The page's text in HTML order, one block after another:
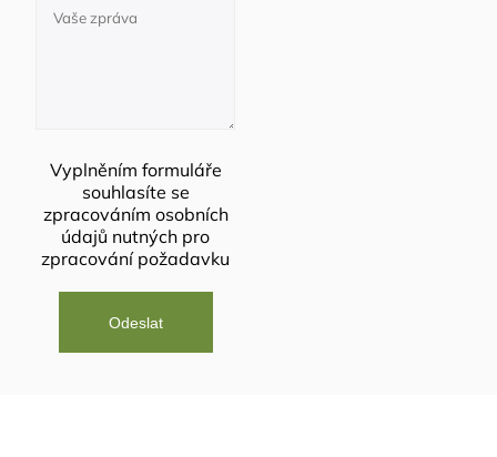
Vyplněním formuláře
souhlasíte se
zpracováním osobních
údajů nutných pro
zpracování požadavku